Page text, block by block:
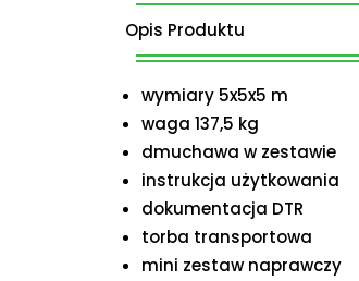
Opis Produktu
wymiary 5x5x5 m
waga 137,5 kg
dmuchawa w zestawie
instrukcja użytkowania
dokumentacja DTR
torba transportowa
mini zestaw naprawczy